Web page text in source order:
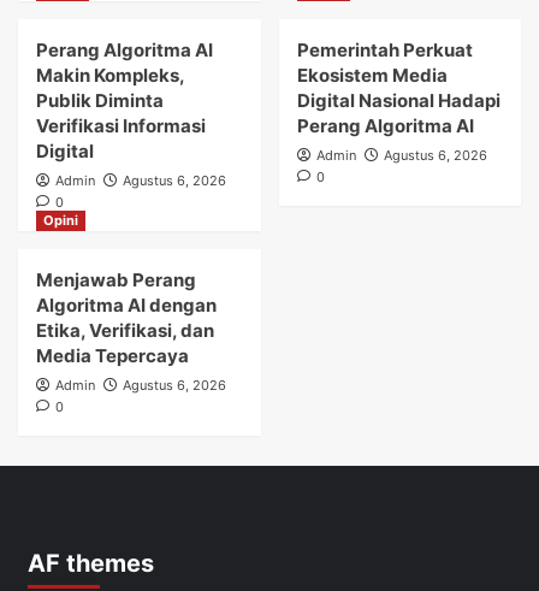
Perang Algoritma AI
Makin Kompleks,
Publik Diminta
Verifikasi Informasi
Digital
Admin
Agustus 6, 2026
0
Pemerintah Perkuat
Ekosistem Media
Digital Nasional Hadapi
Perang Algoritma AI
Admin
Agustus 6, 2026
0
Opini
Menjawab Perang
Algoritma AI dengan
Etika, Verifikasi, dan
Media Tepercaya
Admin
Agustus 6, 2026
0
AF themes